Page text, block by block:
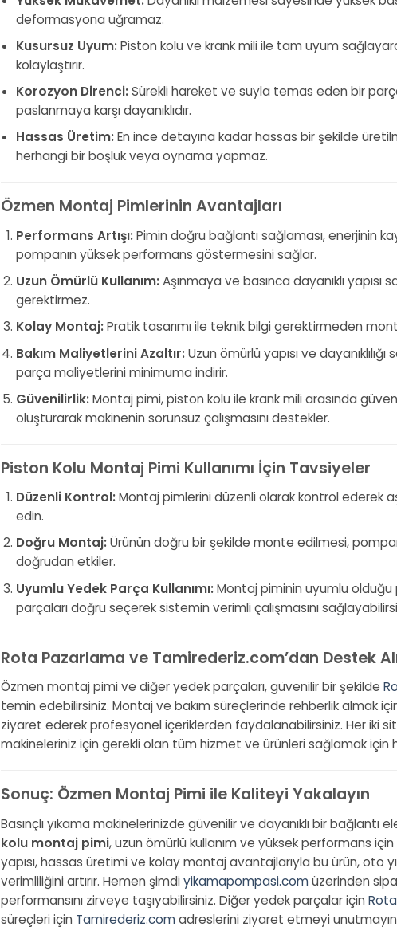
deformasyona uğramaz.
Kusursuz Uyum:Piston kolu ve krank mili ile tam uyum
kolaylaştırır.
Korozyon Direnci:Sürekli hareket ve suyla temas eden bir
paslanmaya karşı dayanıklıdır.
Hassas Üretim:En ince detayına kadar hassas bir şekilde
herhangi bir boşluk veya oynama yapmaz.
Özmen Montaj Pimlerinin Avantajları
Performans Artışı:Pimin doğru bağlantı sağlaması, enerjinin
pompanın yüksek performans göstermesini sağlar.
Uzun Ömürlü Kullanım:Aşınmaya ve basınca dayanıklı yapısı
gerektirmez.
Kolay Montaj:Pratik tasarımı ile teknik bilgi gerektirmeden
Bakım Maliyetlerini Azaltır:Uzun ömürlü yapısı ve
parça maliyetlerini minimuma indirir.
Güvenilirlik:Montaj pimi, piston kolu ile krank mili arasında
oluşturarak makinenin sorunsuz çalışmasını destekler.
Piston Kolu Montaj Pimi Kullanımı İçin Tavsiyeler
Düzenli Kontrol:Montaj pimlerini düzenli olarak kontrol ederek
edin.
Doğru Montaj:Ürünün doğru bir şekilde monte edilmesi,
doğrudan etkiler.
Uyumlu Yedek Parça Kullanımı:Montaj piminin uyumlu olduğu
parçaları doğru seçerek sistemin verimli çalışmasını
Rota Pazarlama ve Tamirederiz.com’dan Destek
Özmen montaj pimi ve diğer yedek parçaları, güvenilir bir şekilde
temin edebilirsiniz. Montaj ve bakım süreçlerinde rehberlik almak
ziyaret ederek profesyonel içeriklerden faydalanabilirsiniz. Her iki
makineleriniz için gerekli olan tüm hizmet ve ürünleri sağlamak
Sonuç: Özmen Montaj Pimi ile Kaliteyi Yakalayın
Basınçlı yıkama makinelerinizde güvenilir ve dayanıklı bir bağlantı
kolu montaj pimi, uzun ömürlü kullanım ve yüksek performans için
yapısı, hassas üretimi ve kolay montaj avantajlarıyla bu ürün, oto
verimliliğini artırır. Hemen şimdi yikamapompasi.com üzerinden
performansını zirveye taşıyabilirsiniz. Diğer yedek parçalar için
süreçleri için Tamirederiz.com adreslerini ziyaret etmeyi